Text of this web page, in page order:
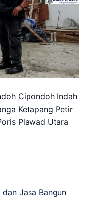
Cipondoh Indah
Ketapang Petir
Plawad Utara
dan Jasa Bangun